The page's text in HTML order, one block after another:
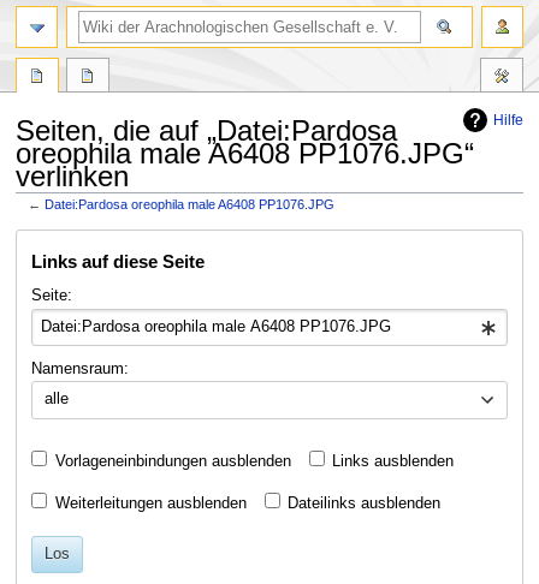
Hilfe
Seiten, die auf „Datei:Pardosa
oreophila male A6408 PP1076.JPG“
verlinken
←Datei:Pardosa oreophila male A6408 PP1076.JPG
Navigation
Suche
Links auf diese Seite
Seite:
Namensraum:
alle
Vorlageneinbindungen ausblenden Links ausblenden
Weiterleitungen ausblenden Dateilinks ausblenden
Los